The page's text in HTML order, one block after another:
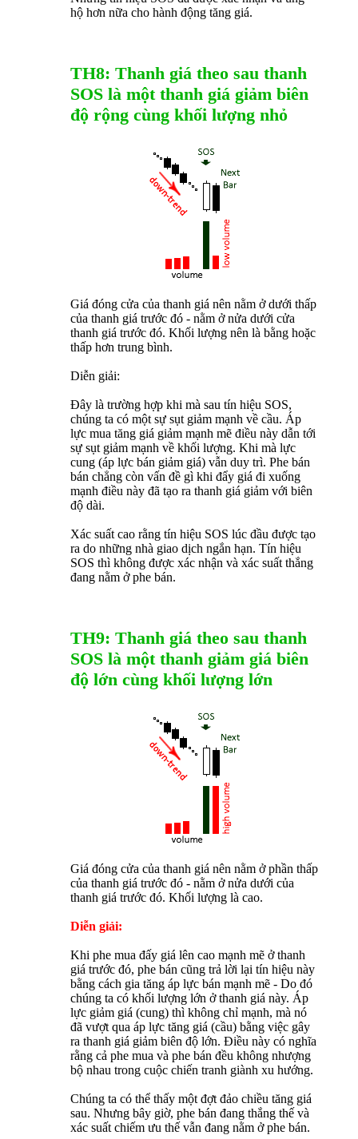
hộ hơn nữa cho hành động tăng giá.
TH8: Thanh giá theo sau thanh
SOS là một thanh giá giảm biên
độ rộng cùng khối lượng nhỏ
Giá đóng cửa của thanh giá nên nằm ở dưới thấp
của thanh giá trước đó - nằm ở nửa dưới cửa
thanh giá trước đó. Khối lượng nên là bằng hoặc
thấp hơn trung bình.
Diễn giải:
Đây là trường hợp khi mà sau tín hiệu SOS,
chúng ta có một sự sụt giảm mạnh về cầu. Áp
lực mua tăng giá giảm mạnh mẽ điều này dẫn tới
sự sụt giảm mạnh về khối lượng. Khi mà lực
cung (áp lực bán giảm giá) vẫn duy trì. Phe bán
bán chẳng còn vấn đề gì khi đẩy giá đi xuống
mạnh điều này đã tạo ra thanh giá giảm với biên
độ dài.
Xác suất cao rằng tín hiệu SOS lúc đầu được tạo
ra do những nhà giao dịch ngắn hạn. Tín hiệu
SOS thì không được xác nhận và xác suất thắng
đang nằm ở phe bán.
TH9: Thanh giá theo sau thanh
SOS là một thanh giảm giá biên
độ lớn cùng khối lượng lớn
Giá đóng cửa của thanh giá nên nằm ở phần thấp
của thanh giá trước đó - nằm ở nửa dưới của
thanh giá trước đó. Khối lượng là cao.
Diễn giải:
Khi phe mua đấy giá lên cao mạnh mẽ ở thanh
giá trước đó, phe bán cũng trả lời lại tín hiệu này
bằng cách gia tăng áp lực bán mạnh mẽ - Do đó
chúng ta có khối lượng lớn ở thanh giá này. Áp
lực giảm giá (cung) thì không chỉ mạnh, mà nó
đã vượt qua áp lực tăng giá (cầu) bằng việc gây
ra thanh giá giảm biên độ lớn. Điều này có nghĩa
rằng cả phe mua và phe bán đều không nhượng
bộ nhau trong cuộc chiến tranh giành xu hướng.
Chúng ta có thể thấy một đợt đảo chiều tăng giá
sau. Nhưng bây giờ, phe bán đang thắng thế và
xác suất chiếm ưu thế vẫn đang nằm ở phe bán.